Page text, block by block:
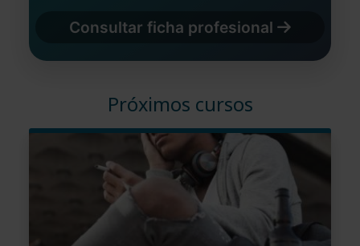
Consultar ficha profesional
Próximos cursos